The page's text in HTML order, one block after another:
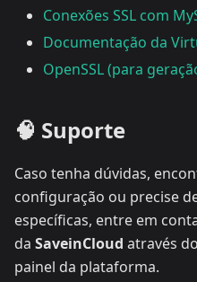
Conexões SSL com
Documentação da
OpenSSL (para
🧠 Suporte
Caso tenha dúvidas,
configuração ou precise
específicas, entre em
da SaveinCloud através
painel da plataforma.